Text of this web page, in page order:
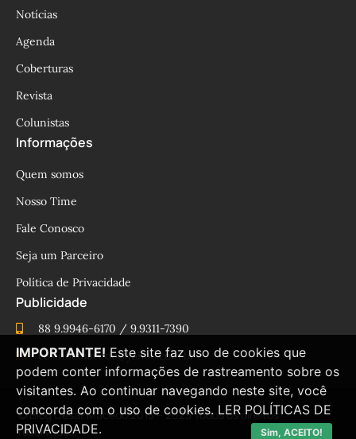
Notícias
Agenda
Coberturas
Revista
Colunistas
Informações
Quem somos
Nosso Time
Fale Conosco
Seja um Parceiro
Política de Privacidade
Publicidade
88 9.9946-6170 / 9.9311-7390
cesinhamacedo@yahoo.com.br
© Blog César Macêdo 2015 – 2025 Todos os direitos
reservados.
IMPORTANTE! Este site faz uso de cookies que
podem conter informações de rastreamento sobre os
visitantes. Ao continuar navegando neste site, você
concorda com o uso de cookies. LER POLÍTICAS DE
PRIVACIDADE.
Sim, ACEITO!